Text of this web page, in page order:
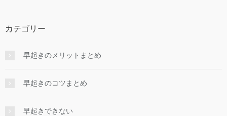
カテゴリー
早起きのメリットまとめ
早起きのコツまとめ
早起きできない